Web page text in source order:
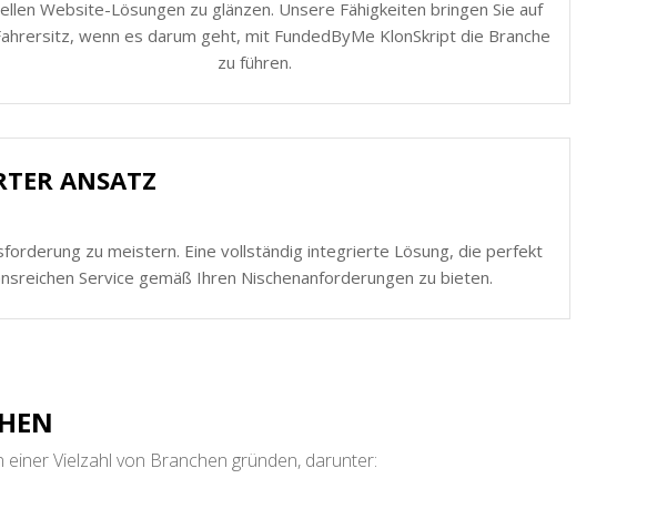
Website-Lösungen zu glänzen. Unsere Fähigkeiten bringen Sie auf
wenn es darum geht, mit FundedByMe KlonSkript die Branche
zu führen.
ANSATZ
zu meistern. Eine vollständig integrierte Lösung, die perfekt
Service gemäß Ihren Nischenanforderungen zu bieten.
Vielzahl von Branchen gründen, darunter: